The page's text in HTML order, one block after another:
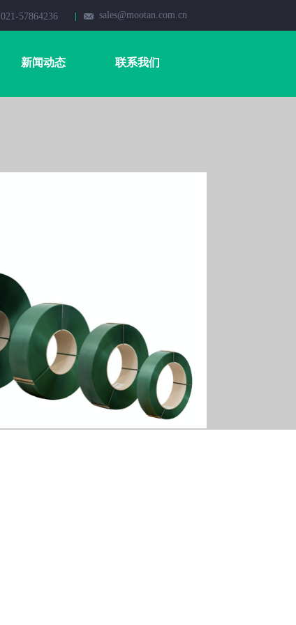
021-57864236 sales@mootan.com.cn
新闻动态 联系我们